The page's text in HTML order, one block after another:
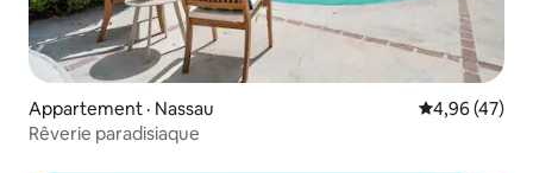
Appartement · Nassau Note
4,96 (47)
Rêverie paradisiaque